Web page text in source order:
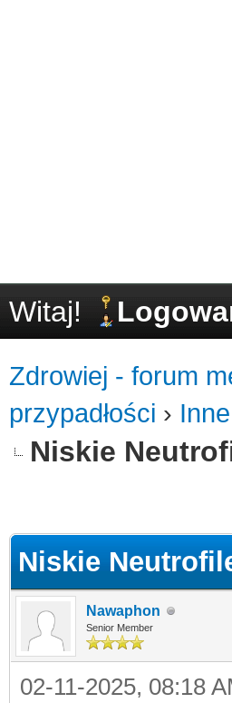
Witaj!
Zdrowiej - forum
przypadłości › Inne
Niskie
Niskie
Nawaphon
Senior Member
02-11-2025, 08:18